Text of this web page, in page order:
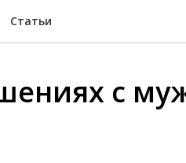
Статьи
с